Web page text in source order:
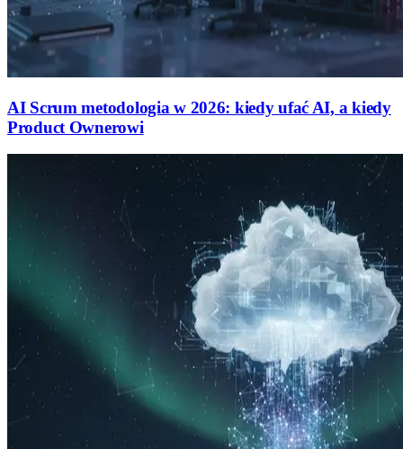
AI Scrum metodologia w 2026: kiedy ufać AI, a kiedy
Product Ownerowi